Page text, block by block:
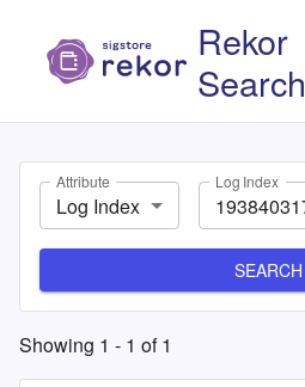
Rekor
Search
Attribute
Log Index
Log Index
SEARCH
Showing 1 - 1 of1